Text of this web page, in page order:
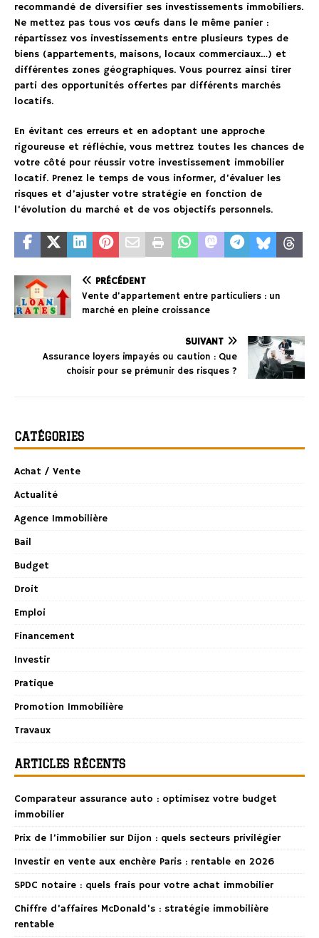
recommandé de diversifier ses investissements immobiliers.
Ne mettez pas tous vos œufs dans le même panier :
répartissez vos investissements entre plusieurs types de
biens (appartements, maisons, locaux commerciaux…) et
différentes zones géographiques. Vous pourrez ainsi tirer
parti des opportunités offertes par différents marchés
locatifs.
En évitant ces erreurs et en adoptant une approche
rigoureuse et réfléchie, vous mettrez toutes les chances de
votre côté pour réussir votre investissement immobilier
locatif. Prenez le temps de vous informer, d’évaluer les
risques et d’ajuster votre stratégie en fonction de
l’évolution du marché et de vos objectifs personnels.
PRÉCÉDENT
Vente d’appartement entre particuliers : un
marché en pleine croissance
SUIVANT
Assurance loyers impayés ou caution : Que
choisir pour se prémunir des risques ?
CATÉGORIES
Achat / Vente
Actualité
Agence Immobilière
Bail
Budget
Droit
Emploi
Financement
Investir
Pratique
Promotion Immobilière
Travaux
ARTICLES RÉCENTS
Comparateur assurance auto : optimisez votre budget
immobilier
Prix de l’immobilier sur Dijon : quels secteurs privilégier
Investir en vente aux enchère Paris : rentable en 2026
SPDC notaire : quels frais pour votre achat immobilier
Chiffre d’affaires McDonald’s : stratégie immobilière
rentable